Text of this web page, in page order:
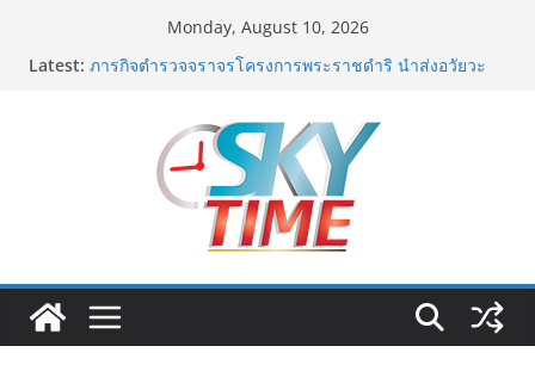
Monday, August 10, 2026
Latest: ภารกิจตำรวจจราจรโครงการพระราชดำริ นำส่งอวัยวะ
ผิว” มอบเอบอนเน่ เดอร์มาโลชั่นยูเรียเข้มข้นแก่ กทม. ส่ง
ต่อพลังความห่วงใยสู่ผู้สูงอายุและกลุ่มเปราะบางที่ประสบ
ภัยทั่วทุกพื้นที่
ททท. ภูมิภาคภาคตะวันออก ชูความสำเร็จ “Agent Fam
Trip: Give & Go East” ปลื้มผู้ประกอบการตอบรับเยี่ยม
พร้อมต่อยอดขายแพ็กเกจ Corporate กระตุ้นเศรษฐกิจ
“เอกนิติ” เตือนบริษัทมหาชนที่ค้างชำระค่าบริการวิชาชีพ
ต้องเปิดเผยข้อมูลทางบัญชีอย่างถูกต้อง ระวังการนำส่งงบ
การเงินต่อ ก.ล.ต. โดยไม่แสดงภาระหนี้ตามข้อเท็จจริง
อาจเข้าข่ายรายงานข้อมูลอันเป็นเท็จ